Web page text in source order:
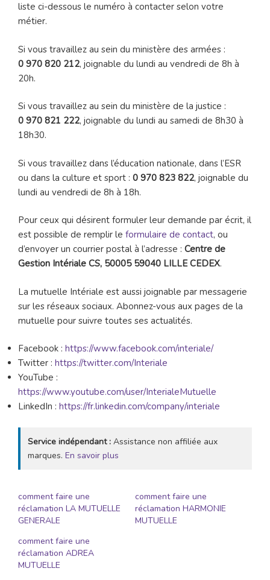
liste ci-dessous le numéro à contacter selon votre
métier.
Si vous travaillez au sein du ministère des armées :
0 970 820 212, joignable du lundi au vendredi de 8h à
20h.
Si vous travaillez au sein du ministère de la justice :
0 970 821 222, joignable du lundi au samedi de 8h30 à
18h30.
Si vous travaillez dans l’éducation nationale, dans l’ESR
ou dans la culture et sport : 0 970 823 822, joignable du
lundi au vendredi de 8h à 18h.
Pour ceux qui désirent formuler leur demande par écrit, il
est possible de remplir le formulaire de contact, ou
d’envoyer un courrier postal à l’adresse : Centre de
Gestion Intériale CS, 50005 59040 LILLE CEDEX.
La mutuelle Intériale est aussi joignable par messagerie
sur les réseaux sociaux. Abonnez-vous aux pages de la
mutuelle pour suivre toutes ses actualités.
Facebook : https://www.facebook.com/interiale/
Twitter : https://twitter.com/Interiale
YouTube :
https://www.youtube.com/user/InterialeMutuelle
LinkedIn : https://fr.linkedin.com/company/interiale
Service indépendant : Assistance non affiliée aux
marques. En savoir plus
comment faire une
réclamation LA MUTUELLE
GENERALE
comment faire une
réclamation HARMONIE
MUTUELLE
comment faire une
réclamation ADREA
MUTUELLE